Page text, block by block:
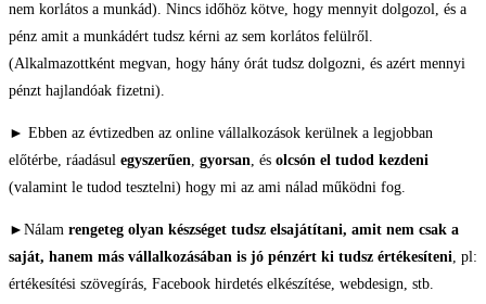
nem korlátos a munkád). Nincs időhöz kötve, hogy mennyit dolgozol, és a
pénz amit a munkádért tudsz kérni az sem korlátos felülről.
(Alkalmazottként megvan, hogy hány órát tudsz dolgozni, és azért mennyi
pénzt hajlandóak fizetni).
► Ebben az évtizedben az online vállalkozások kerülnek a legjobban
előtérbe, ráadásul egyszerűen, gyorsan, és olcsón el tudod kezdeni
(valamint le tudod tesztelni) hogy mi az ami nálad működni fog.
►Nálam rengeteg olyan készséget tudsz elsajátítani, amit nem csak a
saját, hanem más vállalkozásában is jó pénzért ki tudsz értékesíteni, pl:
értékesítési szövegírás, Facebook hirdetés elkészítése, webdesign, stb.